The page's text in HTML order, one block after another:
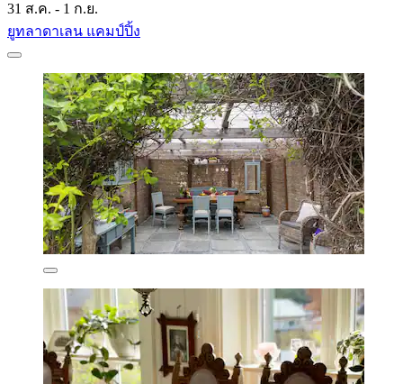
31 ส.ค. - 1 ก.ย.
ยูทลาดาเลน แคมป์ปิ้ง